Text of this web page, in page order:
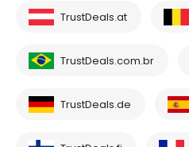
TrustDeals.at
TrustDeals.com.br
TrustDeals.de